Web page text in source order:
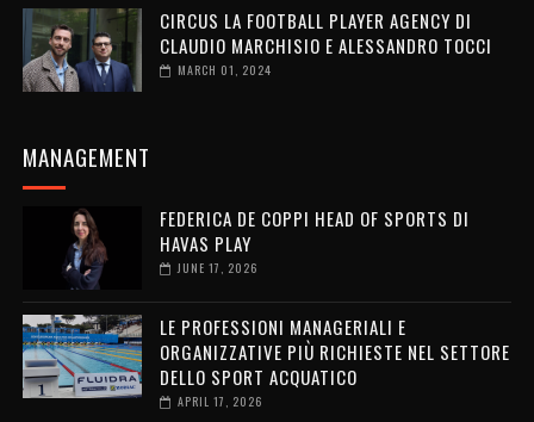
CIRCUS LA FOOTBALL PLAYER AGENCY DI
CLAUDIO MARCHISIO E ALESSANDRO TOCCI
MARCH 01, 2024
MANAGEMENT
FEDERICA DE COPPI HEAD OF SPORTS DI
HAVAS PLAY
JUNE 17, 2026
LE PROFESSIONI MANAGERIALI E
ORGANIZZATIVE PIÙ RICHIESTE NEL SETTORE
DELLO SPORT ACQUATICO
APRIL 17, 2026